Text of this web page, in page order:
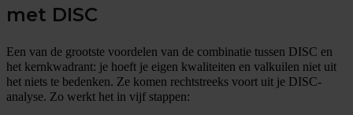
met DISC
Een van de grootste voordelen van de combinatie tussen DISC en
het kernkwadrant: je hoeft je eigen kwaliteiten en valkuilen niet uit
het niets te bedenken. Ze komen rechtstreeks voort uit je DISC-
analyse. Zo werkt het in vijf stappen: